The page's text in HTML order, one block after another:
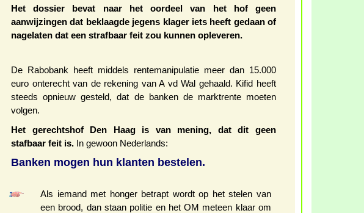
Het dossier bevat naar het oordeel van het hof geen
aanwijzingen dat beklaagde jegens klager iets heeft gedaan of
nagelaten dat een strafbaar feit zou kunnen opleveren.
De Rabobank heeft middels rentemanipulatie meer dan 15.000
euro onterecht van de rekening van A vd Wal gehaald. Kifid heeft
steeds opnieuw gesteld, dat de banken de marktrente moeten
volgen.
Het gerechtshof Den Haag is van mening, dat dit geen
stafbaar feit is. In gewoon Nederlands:
Banken mogen hun klanten bestelen.
Als iemand met honger betrapt wordt op het stelen van
een brood, dan staan politie en het OM meteen klaar om